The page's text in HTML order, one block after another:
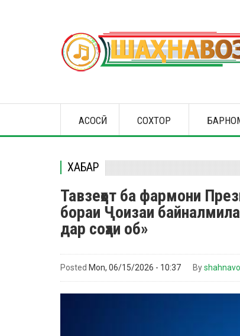
navigation
АСОСӢ СОХТОР
ХАБАР
Тавзеҳот ба фармони
бораи Ҷоизаи
дар соҳаи об»
Posted Mon, 06/15/2026 - 10:37 By